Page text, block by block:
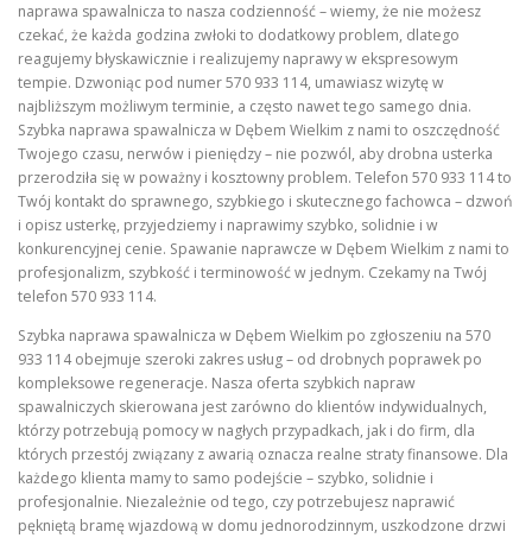
naprawa spawalnicza to nasza codzienność – wiemy, że nie możesz
czekać, że każda godzina zwłoki to dodatkowy problem, dlatego
reagujemy błyskawicznie i realizujemy naprawy w ekspresowym
tempie. Dzwoniąc pod numer 570 933 114, umawiasz wizytę w
najbliższym możliwym terminie, a często nawet tego samego dnia.
Szybka naprawa spawalnicza w Dębem Wielkim z nami to oszczędność
Twojego czasu, nerwów i pieniędzy – nie pozwól, aby drobna usterka
przerodziła się w poważny i kosztowny problem. Telefon 570 933 114 to
Twój kontakt do sprawnego, szybkiego i skutecznego fachowca – dzwoń
i opisz usterkę, przyjedziemy i naprawimy szybko, solidnie i w
konkurencyjnej cenie. Spawanie naprawcze w Dębem Wielkim z nami to
profesjonalizm, szybkość i terminowość w jednym. Czekamy na Twój
telefon 570 933 114.
Szybka naprawa spawalnicza w Dębem Wielkim po zgłoszeniu na 570
933 114 obejmuje szeroki zakres usług – od drobnych poprawek po
kompleksowe regeneracje. Nasza oferta szybkich napraw
spawalniczych skierowana jest zarówno do klientów indywidualnych,
którzy potrzebują pomocy w nagłych przypadkach, jak i do firm, dla
których przestój związany z awarią oznacza realne straty finansowe. Dla
każdego klienta mamy to samo podejście – szybko, solidnie i
profesjonalnie. Niezależnie od tego, czy potrzebujesz naprawić
pękniętą bramę wjazdową w domu jednorodzinnym, uszkodzone drzwi